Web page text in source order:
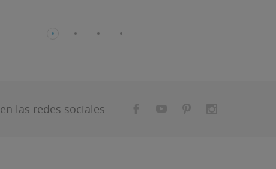
las redes sociales